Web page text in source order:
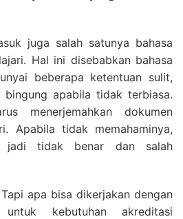
juga salah satunya bahasa
Hal ini disebabkan bahasa
beberapa ketentuan sulit,
apabila tidak terbiasa.
menerjemahkan dokumen
Apabila tidak memahaminya,
jadi tidak benar dan salah
apa bisa dikerjakan dengan
kebutuhan akreditasi